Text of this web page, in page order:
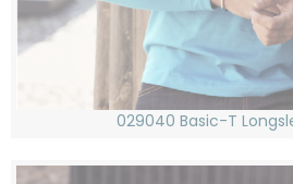
029040 Basic-T